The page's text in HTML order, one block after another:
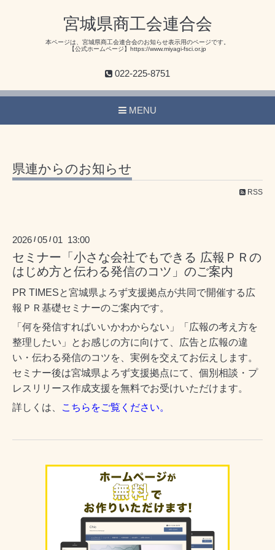
宮城県商工会連合会
本ページは、宮城県商工会連合会のお知らせ表示用のページです。
【公式ホームページ】https://www.miyagi-fsci.or.jp
022-225-8751
MENU
県連からのお知らせ
RSS
2026 /05 /01 13:00
セミナー「小さな会社でもできる 広報ＰＲの
はじめ方と伝わる発信のコツ」のご案内
PR TIMESと宮城県よろず支援拠点が共同で開催する広
報ＰＲ基礎セミナーのご案内です。
「何を発信すればいいかわからない」「広報の考え方を
整理したい」とお感じの方に向けて、広告と広報の違
い・伝わる発信のコツを、実例を交えてお伝えします。
セミナー後は宮城県よろず支援拠点にて、個別相談・プ
レスリリース作成支援を無料でお受けいただけます。
詳しくは、
こちらをご覧ください。